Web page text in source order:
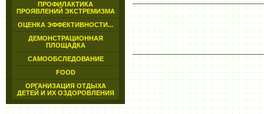
ПРОФИЛАКТИКА
ПРОЯВЛЕНИЙ ЭКСТРЕМИЗМА
ОЦЕНКА ЭФФЕКТИВНОСТИ...
ДЕМОНСТРАЦИОННАЯ
ПЛОЩАДКА
САМООБСЛЕДОВАНИЕ
FOOD
ОРГАНИЗАЦИЯ ОТДЫХА
ДЕТЕЙ И ИХ ОЗДОРОВЛЕНИЯ